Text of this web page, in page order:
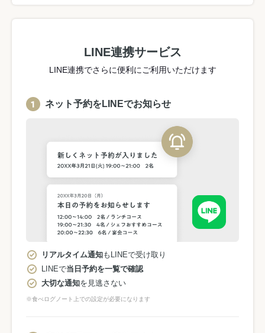
LINE連携サービス
LINE連携でさらに便利にご利用いただけます
ネット予約をLINEでお知らせ
リアルタイム通知もLINEで受け取り
LINEで当日予約を一覧で確認
大切な通知を見逃さない
※食べログノート上での設定が必要になります